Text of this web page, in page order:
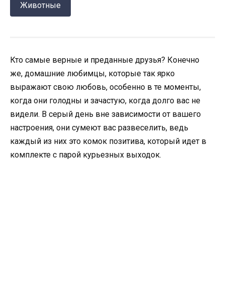
Животные
Кто самые верные и преданные друзья? Конечно
же, домашние любимцы, которые так ярко
выражают свою любовь, особенно в те моменты,
когда они голодны и зачастую, когда долго вас не
видели. В серый день вне зависимости от вашего
настроения, они сумеют вас развеселить, ведь
каждый из них это комок позитива, который идет в
комплекте с парой курьезных выходок.